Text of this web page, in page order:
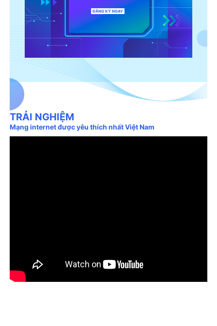
ĐĂNG KÝ NGAY
TRẢI NGHIỆM
Mạng internet được yêu thích nhất Việt Nam